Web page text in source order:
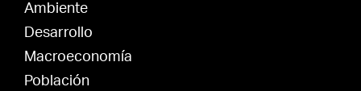
Ambiente
Desarrollo
Macroeconomía
Población